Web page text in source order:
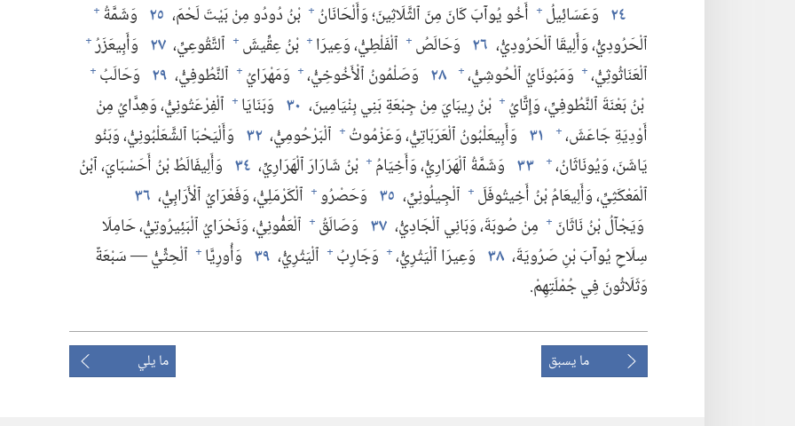
٢٤ وَعَسَائِيلُ + أَخُو يُوآبَ كَانَ مِنَ ٱلثَّلَاثِينَ؛‏ وَأَلْحَانَانُ + بْنُ دُودُو مِنْ بَيْتَ لَحْمَ،‏ ٢٥ وَشَمَّةُ +
ٱلْحَرُودِيُّ،‏ وَأَلِيقَا ٱلْحَرُودِيُّ،‏ ٢٦ وَحَالَصُ + ٱلْفَلْطِيُّ،‏ وَعِيرَا + بْنُ عِقِّيشَ + ٱلتَّقُوعِيِّ،‏ ٢٧ وَأَبِيعَزَرُ+
ٱلْعَنَاثُوثِيُّ،‏+ وَمَبُونَايُ ٱلْحُوشِيُّ،‏+ ٢٨ وَصَلْمُونُ ٱلْأَخُوخِيُّ،‏+ وَمَهْرَايُ + ٱلنَّطُوفِيُّ،‏ ٢٩ وَحَالَبُ +
بْنُ بَعْنَةَ ٱلنَّطُوفِيِّ،‏ وَإِتَّايُ + بْنُ رِيبَايَ مِنْ جِبْعَةِ بَنِي بِنْيَامِينَ،‏ ٣٠ وَبَنَايَا + ٱلْفِرْعَتُونِيُّ،‏ وَهِدَّايُ مِنْ
أَوْدِيَةِ جَاعَشَ،‏+ ٣١ وَأَبِيعَلْبُونُ ٱلْعَرَبَاتِيُّ،‏ وَعَزْمُوتُ + ٱلْبَرْحُومِيُّ،‏ ٣٢ وَأَلْيَحْبَا ٱلشَّعَلْبُونِيُّ،‏ وَبَنُو
يَاشَنَ،‏ وَيُونَاثَانُ،‏+ ٣٣ وَشَمَّةُ ٱلْهَرَارِيُّ،‏ وَأَخِيَامُ + بْنُ شَارَارَ ٱلْهَرَارِيِّ،‏ ٣٤ وَأَلِيفَالَطُ بْنُ أَحَسْبَايَ،‏ ٱبْنُ
ٱلْمَعْكَثِيِّ،‏ وَأَلِيعَامُ بْنُ أَخِيتُوفَلَ + ٱلْجِيلُونِيِّ،‏ ٣٥ وَحَصْرُو+ ٱلْكَرْمَلِيُّ،‏ وَفَعْرَايُ ٱلْأَرَابِيُّ،‏ ٣٦
وَيَجْآلُ بْنُ نَاثَانَ + مِنْ صُوبَةَ،‏ وَبَانِي ٱلْجَادِيُّ،‏ ٣٧ وَصَالَقُ + ٱلْعَمُّونِيُّ،‏ وَنَحْرَايُ ٱلْبَئِيرُوتِيُّ،‏ حَامِلَا
سِلَاحِ يُوآبَ بْنِ صَرُويَةَ،‏ ٣٨ وَعِيرَا ٱلْيَثْرِيُّ،‏+ وَجَارِبُ + ٱلْيَثْرِيُّ،‏ ٣٩ وَأُورِيَّا + ٱلْحِثِّيُّ —‏ سَبْعَةٌ
وَثَلَاثُونَ فِي جُمْلَتِهِمْ.‏
ما يسبق ما يلي